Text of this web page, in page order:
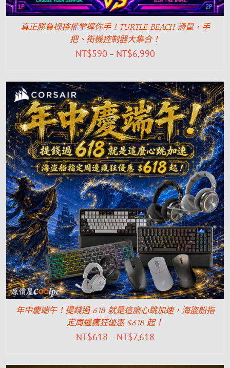
真正勝負操控權掌握你手！TURTLE BEACH 滑鼠、手
把、街機控制器大集合！
NT$590 – NT$6,990
年中慶端午！提錢過 618 就是這麼心跳加速，海盜船指
定周邊瘋狂優惠 $618 起！
NT$618 – NT$7,618